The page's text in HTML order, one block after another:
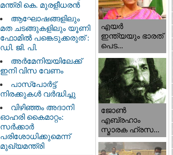
മന്ത്രി കെ. മുരളീധരൻ
ആഘോഷങ്ങളിലും
മത ചടങ്ങുകളിലും യൂണി
ഫോമിൽ പങ്കെടുക്കരുത് :
ഡി. ജി. പി.
അർമേനിയയിലേക്ക്
ഇനി വിസ വേണം
പാസ്‌പോർട്ട്
നിരക്കുകൾ വർദ്ധിച്ചു
വിഴിഞ്ഞം അദാനി
ഓഹരി കൈമാറ്റം:
സർക്കാർ
പരിശോധിക്കുമെന്ന്
മുഖ്യമന്ത്രി
എയര്‍
ഇന്ത്യയും ഭാരത്
പെട...
ജോണ്‍
എബ്രഹാം
സ്മാരക ഹ്രസ...